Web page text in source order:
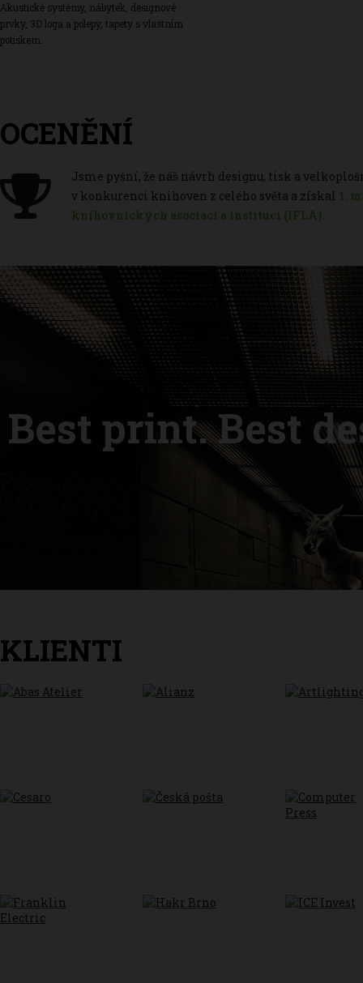
Akustické systémy, nábytek, designové
prvky, 3D loga a polepy, tapety s vlastním
potiskem.
OCENĚNÍ
Jsme pyšní, že náš návrh designu, tisk a
v konkurenci knihoven z celého světa a získal 1.
knihovnických asociací a institucí (IFLA).
Best print. Best
KLIENTI